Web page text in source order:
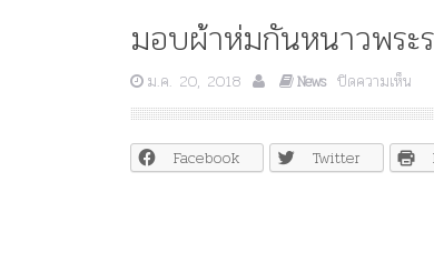
มอบผ้าห่มกันหนาวพร
ม.ค. 20, 2018 News ปิดความเห็น
ม
ผ้า
กัน
หน
Facebook Twitter